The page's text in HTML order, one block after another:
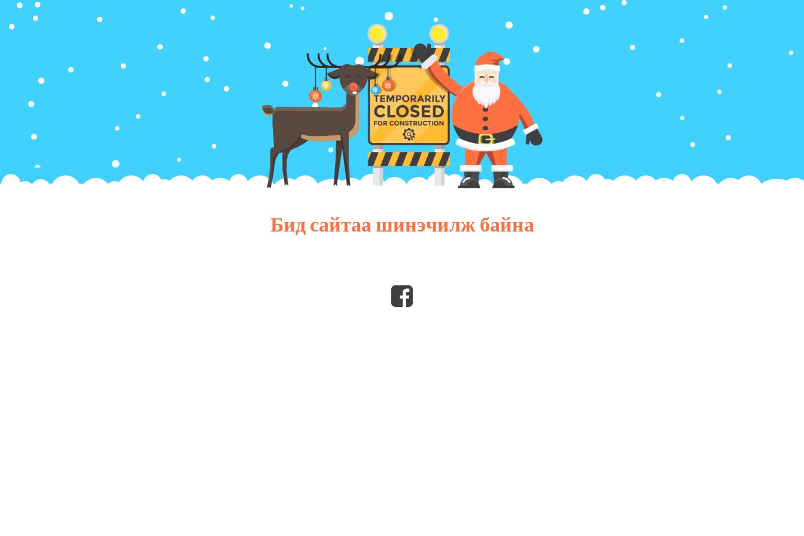
Бид сайтаа шинэчилж байна